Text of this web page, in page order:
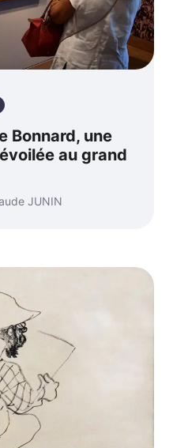
Bonnard, une
au grand
JUNIN